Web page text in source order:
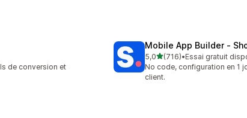
de conversion et
Mobile App Builder ‑
5,0étoile(s) sur 5
(716)
716 avis au total
•Essai gratuit
No code, configuration en 1
client.